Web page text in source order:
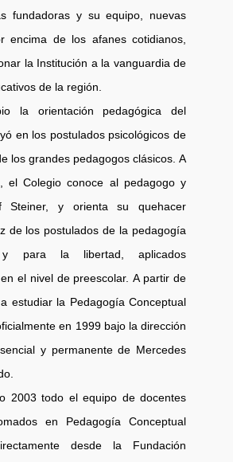
fundadoras y su equipo, nuevas
encima de los afanes cotidianos,
la Institución a la vanguardia de
de la región.
la orientación pedagógica del
en los postulados psicológicos de
los grandes pedagogos clásicos. A
el Colegio conoce al pedagogo y
Steiner, y orienta su quehacer
de los postulados de la pedagogía
para la libertad, aplicados
el nivel de preescolar. A partir de
estudiar la Pedagogía Conceptual
en 1999 bajo la dirección
y permanente de Mercedes
2003 todo el equipo de docentes
en Pedagogía Conceptual
desde la Fundación